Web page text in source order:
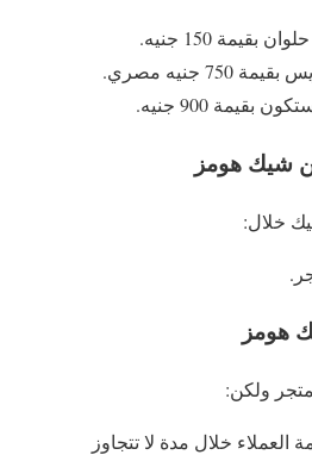
150 جنيه.
جنيه مصري.
900 جنيه.
شيك هومز
خلال:
هومز
ولكن:
خلال مدة لا تتجاوز